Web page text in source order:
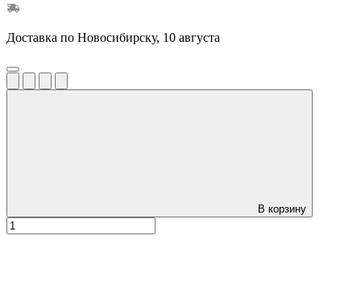
Доставка по Новосибирску, 10 августа
В корзину